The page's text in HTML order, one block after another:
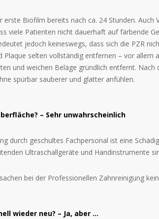
erste Biofilm bereits nach ca. 24 Stunden.
viele Patienten nicht dauerhaft auf färbende
jedoch keineswegs, dass sich die PZR
Plaque selten vollständig entfernen – vor allem
und weichen Beläge gründlich entfernt.
spürbar sauberer und glatter anfühlen.
– Sehr unwahrscheinlich
durch geschultes Fachpersonal ist eine
Ultraschallgeräte und Handinstrumente
bei der Professionellen Zahnreinigung
wieder neu? – Ja, aber …